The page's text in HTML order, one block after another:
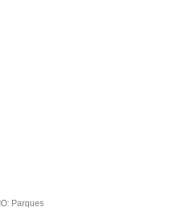
Parques